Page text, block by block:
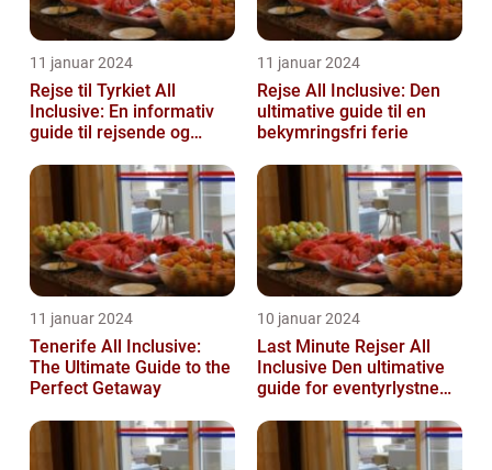
11 januar 2024
Rejse til Tyrkiet All
Inclusive: En informativ
guide til rejsende og
11 januar 2024
Rejse All Inclusive: Den
ultimative guide til en
bekymringsfri ferie
11 januar 2024
Tenerife All Inclusive:
The Ultimate Guide to the
Perfect Getaway
10 januar 2024
Last Minute Rejser All
Inclusive Den ultimative
guide for eventyrlystne